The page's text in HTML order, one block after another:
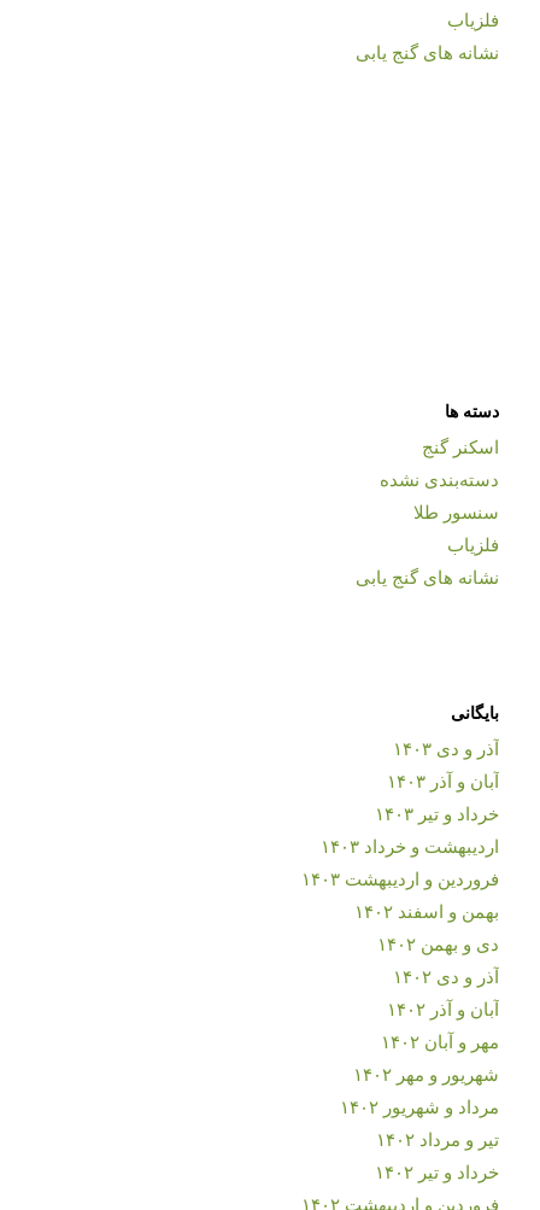
فلزیاب
نشانه های گنج یابی
دسته ها
اسکنر گنج
دسته‌بندی نشده
سنسور طلا
فلزیاب
نشانه های گنج یابی
بایگانی
آذر و دی ۱۴۰۳
آبان و آذر ۱۴۰۳
خرداد و تیر ۱۴۰۳
اردیبهشت و خرداد ۱۴۰۳
فروردین و اردیبهشت ۱۴۰۳
بهمن و اسفند ۱۴۰۲
دی و بهمن ۱۴۰۲
آذر و دی ۱۴۰۲
آبان و آذر ۱۴۰۲
مهر و آبان ۱۴۰۲
شهریور و مهر ۱۴۰۲
مرداد و شهریور ۱۴۰۲
تیر و مرداد ۱۴۰۲
خرداد و تیر ۱۴۰۲
فروردین و اردیبهشت ۱۴۰۲